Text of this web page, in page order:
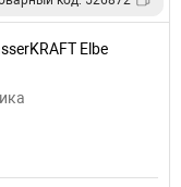
Elbe